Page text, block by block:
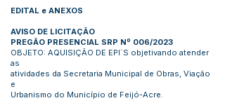
EDITAL e ANEXOS
AVISO DE LICITAÇÃO
PREGÃO PRESENCIAL SRP Nº 006/2023
OBJETO: AQUISIÇÃO DE EPI´S objetivando atender
as
atividades da Secretaria Municipal de Obras, Viação
e
Urbanismo do Município de Feijó-Acre.